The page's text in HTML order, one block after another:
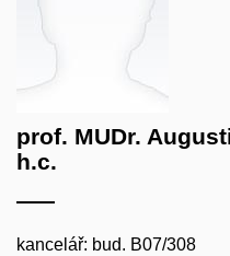
prof. MUDr.
h.c.
kancelář: bud. B07/308